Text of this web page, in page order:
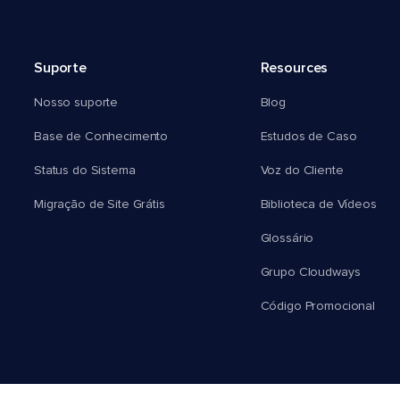
Suporte
Nosso suporte
Base de Conhecimento
Status do Sistema
Migração de Site Grátis
Resources
Blog
Estudos de Caso
Voz do Cliente
Biblioteca de Vídeos
Glossário
Grupo Cloudways
Código Promocional